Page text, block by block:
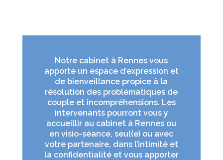
Notre cabinet à Rennes vous
apporte un espace d’expression et
de bienveillance propice à la
résolution des problématiques de
couple et incompréhensions. Les
intervenants pourront vous y
accueillir au cabinet à Rennes ou
en visio-séance, seul(e) ou avec
votre partenaire, dans l’intimité et
la confidentialité et vous apporter